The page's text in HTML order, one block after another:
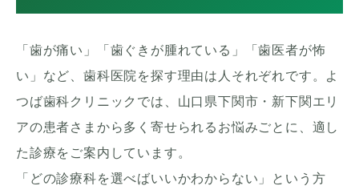
「歯が痛い」「歯ぐきが腫れている」「歯医者が怖
い」など、歯科医院を探す理由は人それぞれです。よ
つば歯科クリニックでは、山口県下関市・新下関エリ
アの患者さまから多く寄せられるお悩みごとに、適し
た診療をご案内しています。
「どの診療科を選べばいいかわからない」という方